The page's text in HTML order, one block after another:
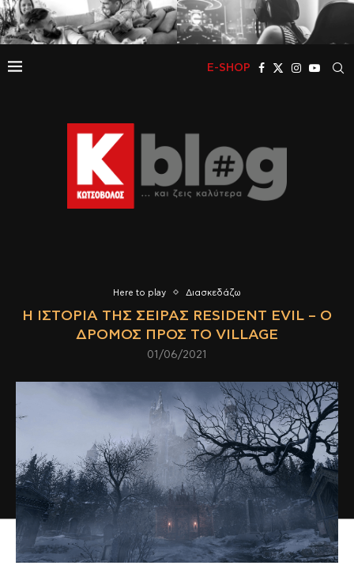
E-SHOP
Here to play Διασκεδάζω
Η ΙΣΤΟΡΊΑ ΤΗΣ ΣΕΙΡΆΣ RESIDENT EVIL – Ο
ΔΡΌΜΟΣ ΠΡΟΣ ΤΟ VILLAGE
01/06/2021